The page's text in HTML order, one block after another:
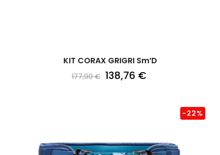
KIT CORAX GRIGRI Sm’D
177,90 € 138,76 €
-22%